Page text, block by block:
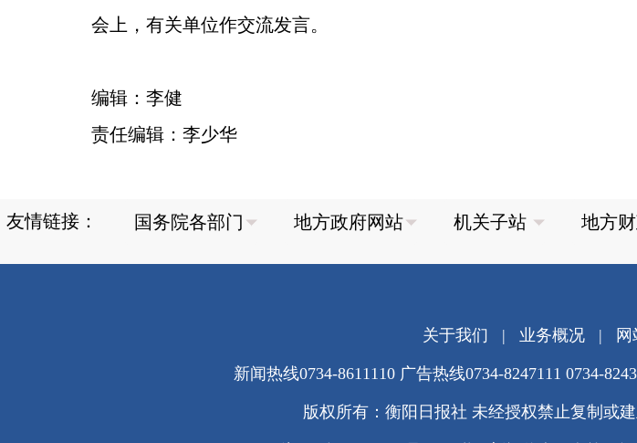
会上，有关单位作交流发言。
编辑：李健
责任编辑：李少华
友情链接：
关于我们 | 业务概况| 网
新闻热线0734-8611110 广告热线0734-8247111 0734-
版权所有：衡阳日报社 未经授权禁止复制或